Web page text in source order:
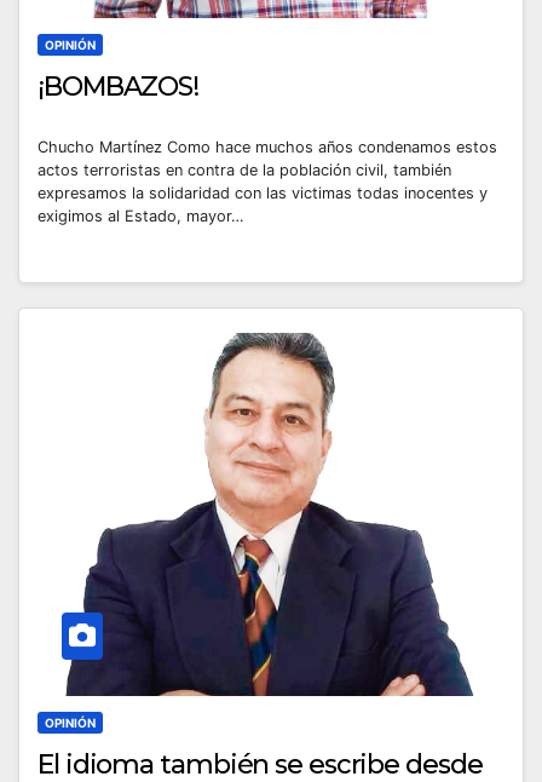
OPINIÓN
¡BOMBAZOS!
Chucho Martínez Como hace muchos años condenamos estos
actos terroristas en contra de la población civil, también
expresamos la solidaridad con las victimas todas inocentes y
exigimos al Estado, mayor…
OPINIÓN
El idioma también se escribe desde